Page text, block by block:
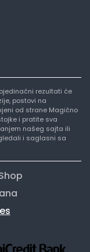
rezultati će
postovi na
od strane Magično
i pratite sva
našeg sajta ili
i saglasni sa